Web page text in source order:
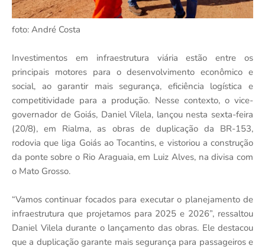
foto: André Costa
Investimentos em infraestrutura viária estão entre os
principais motores para o desenvolvimento econômico e
social, ao garantir mais segurança, eficiência logística e
competitividade para a produção. Nesse contexto, o vice-
governador de Goiás, Daniel Vilela, lançou nesta sexta-feira
(20/8), em Rialma, as obras de duplicação da BR-153,
rodovia que liga Goiás ao Tocantins, e vistoriou a construção
da ponte sobre o Rio Araguaia, em Luiz Alves, na divisa com
o Mato Grosso.
“Vamos continuar focados para executar o planejamento de
infraestrutura que projetamos para 2025 e 2026”, ressaltou
Daniel Vilela durante o lançamento das obras. Ele destacou
que a duplicação garante mais segurança para passageiros e